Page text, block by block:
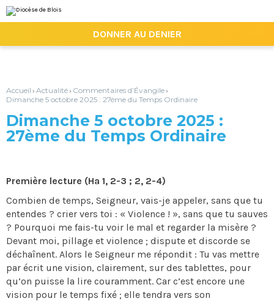
au
contenu.
la
personnels
DONNER AU DENIER
Accueil › Actualité› Commentaires d’Évangile›
Dimanche 5 octobre 2025 : 27ème du Temps Ordinaire
Dimanche 5 octobre 2025 :
27ème du Temps Ordinaire
Première lecture (Ha 1, 2-3 ; 2, 2-4)
Combien de temps, Seigneur, vais-je appeler, sans que tu
entendes ? crier vers toi : « Violence ! », sans que tu sauves
? Pourquoi me fais-tu voir le mal et regarder la misère ?
Devant moi, pillage et violence ; dispute et discorde se
déchaînent. Alors le Seigneur me répondit : Tu vas mettre
par écrit une vision, clairement, sur des tablettes, pour
qu’on puisse la lire couramment. Car c’est encore une
vision pour le temps fixé ; elle tendra vers son